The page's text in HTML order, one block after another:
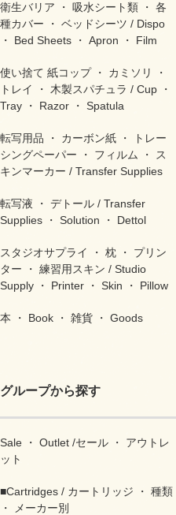
衛生バリア ・ 吸水シート類 ・ 各
種カバー ・ ベッドシーツ / Dispo
・ Bed Sheets ・ Apron ・ Film
使い捨て 紙コップ ・ カミソリ ・
トレイ ・ 木製スパチュラ / Cup ・
Tray ・ Razor ・ Spatula
転写用品 ・ カーボン紙 ・ トレー
シングペーパー ・ フィルム ・ ス
キンマーカー / Transfer Supplies
転写液 ・ デトール / Transfer
Supplies ・ Solution ・ Dettol
スタジオサプライ ・ 枕 ・ プリン
ター ・ 練習用スキン / Studio
Supply ・ Printer ・ Skin ・ Pillow
本 ・ Book ・ 雑貨 ・ Goods
グループから探す
Sale ・ Outlet /セール ・ アウトレ
ット
■Cartridges / カートリッジ ・ 種類
・ メーカー別